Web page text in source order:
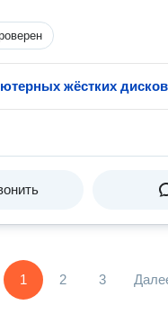
жёстких дисков
1 2 3